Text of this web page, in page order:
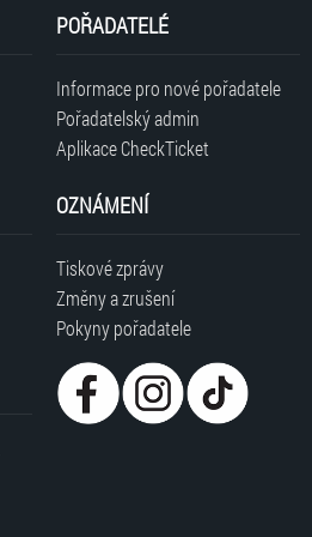
POŘADATELÉ
Informace pro nové pořadatele
Pořadatelský admin
Aplikace CheckTicket
OZNÁMENÍ
Tiskové zprávy
Změny a zrušení
Pokyny pořadatele